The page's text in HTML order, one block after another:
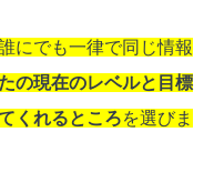
にでも一律で同じ情報
の現在のレベルと目標
くれるところを選びま